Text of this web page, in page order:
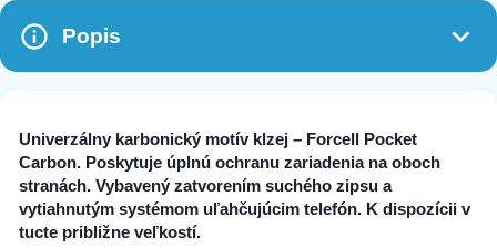
Popis
Univerzálny karbonický motív klzej – Forcell Pocket
Carbon. Poskytuje úplnú ochranu zariadenia na oboch
stranách. Vybavený zatvorením suchého zipsu a
vytiahnutým systémom uľahčujúcim telefón. K dispozícii v
tucte približne veľkostí.